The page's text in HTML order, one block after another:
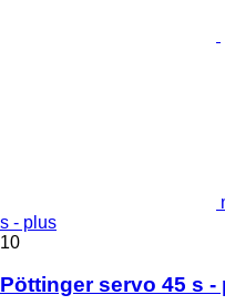
s - plus
10
Pöttinger servo 45 s -